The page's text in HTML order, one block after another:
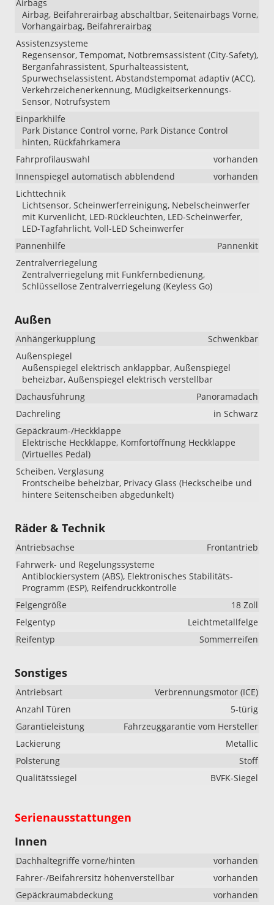
Airbags
Airbag, Beifahrerairbag abschaltbar, Seitenairbags Vorne,
Vorhangairbag, Beifahrerairbag
Assistenzsysteme
Regensensor, Tempomat, Notbremsassistent (City-Safety),
Berganfahrassistent, Spurhalteassistent,
Spurwechselassistent, Abstandstempomat adaptiv (ACC),
Verkehrzeichenerkennung, Müdigkeitserkennungs-
Sensor, Notrufsystem
Einparkhilfe
Park Distance Control vorne, Park Distance Control
hinten, Rückfahrkamera
Fahrprofilauswahl
vorhanden
Innenspiegel automatisch abblendend
vorhanden
Lichttechnik
Lichtsensor, Scheinwerferreinigung, Nebelscheinwerfer
mit Kurvenlicht, LED-Rückleuchten, LED-Scheinwerfer,
LED-Tagfahrlicht, Voll-LED Scheinwerfer
Pannenhilfe
Pannenkit
Zentralverriegelung
Zentralverriegelung mit Funkfernbedienung,
Schlüssellose Zentralverriegelung (Keyless Go)
Außen
Anhängerkupplung
Schwenkbar
Außenspiegel
Außenspiegel elektrisch anklappbar, Außenspiegel
beheizbar, Außenspiegel elektrisch verstellbar
Dachausführung
Panoramadach
Dachreling
in Schwarz
Gepäckraum-/Heckklappe
Elektrische Heckklappe, Komfortöffnung Heckklappe
(Virtuelles Pedal)
Scheiben, Verglasung
Frontscheibe beheizbar, Privacy Glass (Heckscheibe und
hintere Seitenscheiben abgedunkelt)
Räder & Technik
Antriebsachse
Frontantrieb
Fahrwerk- und Regelungssysteme
Antiblockiersystem (ABS), Elektronisches Stabilitäts-
Programm (ESP), Reifendruckkontrolle
Felgengröße
18 Zoll
Felgentyp
Leichtmetallfelge
Reifentyp
Sommerreifen
Sonstiges
Antriebsart
Verbrennungsmotor (ICE)
Anzahl Türen
5-türig
Garantieleistung
Fahrzeuggarantie vom Hersteller
Lackierung
Metallic
Polsterung
Stoff
Qualitätssiegel
BVFK-Siegel
Serienausstattungen
Innen
Dachhaltegriffe vorne/hinten
vorhanden
Fahrer-/Beifahrersitz höhenverstellbar
vorhanden
Gepäckraumabdeckung
vorhanden